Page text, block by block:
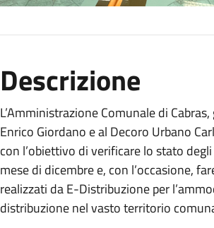
Descrizione
L’Amministrazione Comunale di
Enrico Giordano e al Decoro Urbano
con l’obiettivo di verificare lo stato
mese di dicembre e, con l’occasione,
realizzati da E-Distribuzione per
distribuzione nel vasto territorio